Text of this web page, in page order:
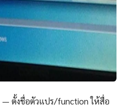
— ตั้งชื่อตัวแปร/function ให้สื่อ